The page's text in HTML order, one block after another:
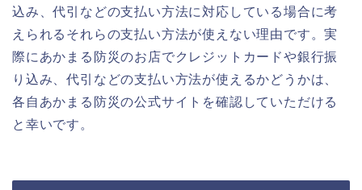
込み、代引などの支払い方法に対応している場合に考
えられるそれらの支払い方法が使えない理由です。実
際にあかまる防災のお店でクレジットカードや銀行振
り込み、代引などの支払い方法が使えるかどうかは、
各自あかまる防災の公式サイトを確認していただける
と幸いです。